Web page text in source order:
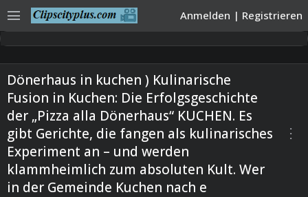
Anmelden | Registrieren
menu
Dönerhaus in kuchen ) Kulinarische
Fusion in Kuchen: Die Erfolgsgeschichte
der „Pizza alla Dönerhaus“ KUCHEN. Es
gibt Gerichte, die fangen als kulinarisches
Experiment an – und werden
klammheimlich zum absoluten Kult. Wer
in der Gemeinde Kuchen nach e
more_vert